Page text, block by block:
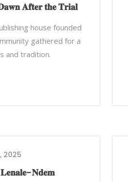
𝐀𝐟𝐭𝐞𝐫 𝐭𝐡𝐞 𝐓𝐫𝐢𝐚𝐥
house founded
gathered for a
and tradition.
2025
𝐋𝐞𝐧𝐚𝐥𝐞-𝐍𝐝𝐞𝐦